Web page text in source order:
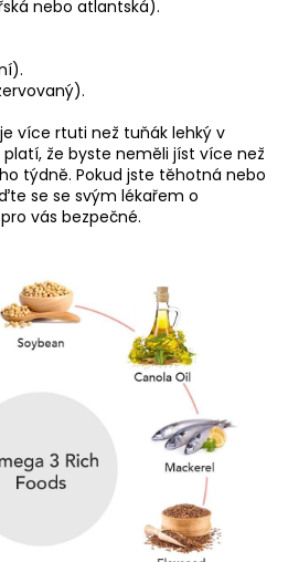
nebo atlantská).
více rtuti než tuňák lehký v
že byste neměli jíst více než
týdně. Pokud jste těhotná nebo
se se svým lékařem o
vás bezpečné.